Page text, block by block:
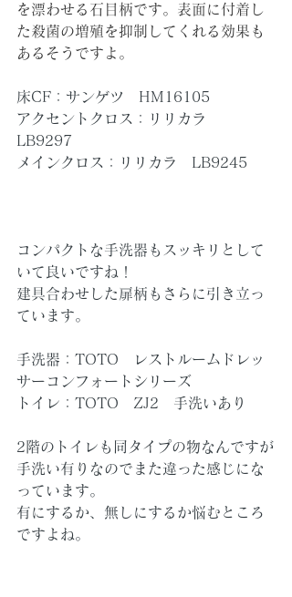
を漂わせる石目柄です。表面に付着し
た殺菌の増殖を抑制してくれる効果も
あるそうですよ。
床CF：サンゲツ　HM16105
アクセントクロス：リリカラ
LB9297
メインクロス：リリカラ　LB9245
コンパクトな手洗器もスッキリとして
いて良いですね！
建具合わせした扉柄もさらに引き立っ
ています。
手洗器：TOTO　レストルームドレッ
サーコンフォートシリーズ
トイレ：TOTO　ZJ2　手洗いあり
2階のトイレも同タイプの物なんですが
手洗い有りなのでまた違った感じにな
っています。
有にするか、無しにするか悩むところ
ですよね。